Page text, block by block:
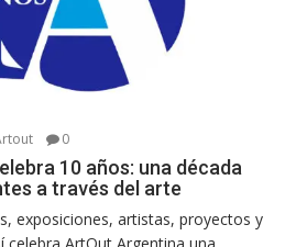
0
10 años: una década
a través del arte
exposiciones, artistas, proyectos y